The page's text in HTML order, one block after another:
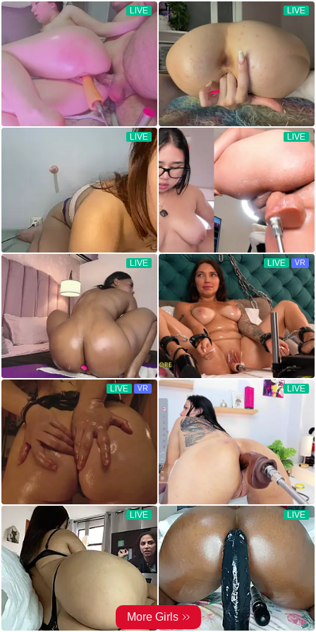
LIVE LIVE
LIVE LIVE
LIVE LIVE VR
LIVE VR LIVE
LIVE LIVE
More Girls